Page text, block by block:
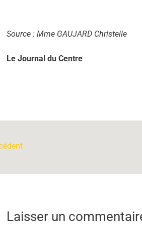
Source : Mme GAUJARD Christelle
Le Journal du Centre
Laisser un